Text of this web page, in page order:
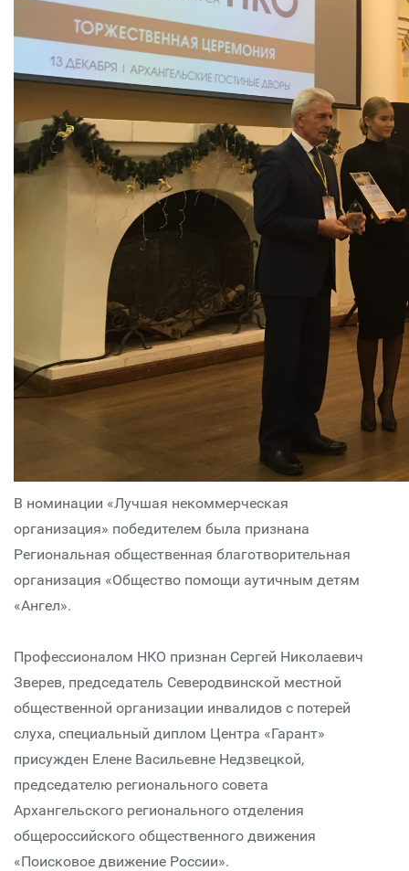
В номинации «Лучшая некоммерческая
организация» победителем была признана
Региональная общественная благотворительная
организация «Общество помощи аутичным детям
«Ангел».
Профессионалом НКО признан Сергей Николаевич
Зверев, председатель Северодвинской местной
общественной организации инвалидов с потерей
слуха, специальный диплом Центра «Гарант»
присужден Елене Васильевне Недзвецкой,
председателю регионального совета
Архангельского регионального отделения
общероссийского общественного движения
«Поисковое движение России».